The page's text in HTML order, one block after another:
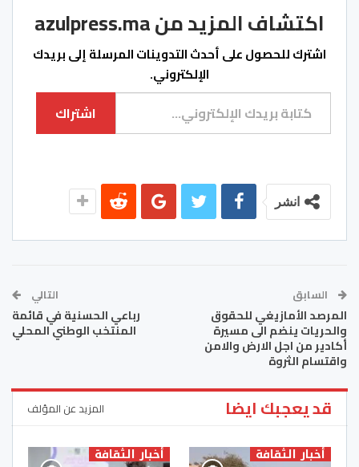
اكتشاف المزيد من azulpress.ma
اشترك للحصول على أحدث التدوينات المرسلة إلى بريدك
الإلكتروني.
كتابة بريدك الإلكتروني...
اشتراك
انشر
السابق
المرصد الأمازيغي للحقوق
والحريات ينضم الى مسيرة
أكادير من اجل الارض والامن
واقتسام الثروة
التالي
رباعي الحسنية في قائمة
المنتخب الوطني المحلي
قد يعجبك ايضا المزيد عن المؤلف
أخبار الثقافة أخبار الثقافة